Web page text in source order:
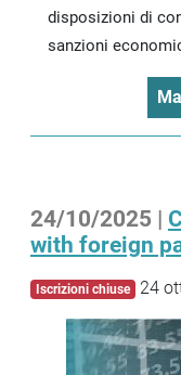
disposizioni di
sanzioni
24/10/2025 |
with foreign
Iscrizioni chiuse 24